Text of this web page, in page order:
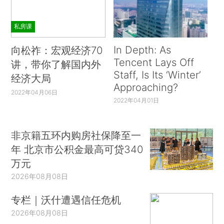
私房课
向松祚：宏观经济70
讲，带你了解国内外
经济大局
2022年04月06日
In Depth: As
Tencent Lays Off
Staff, Is Its ‘Winter’
Approaching?
2022年04月01日
非京籍五环内购房社保降至一
年 北京市公积金最高可贷340
万元
2026年08月08日
专栏｜沃什遭遇信任危机
2026年08月08日